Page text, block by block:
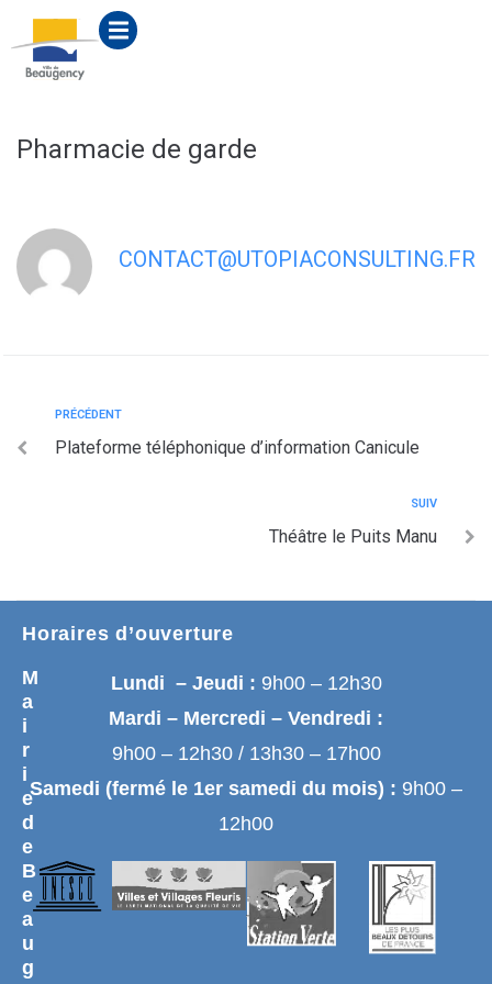
principal
Pharmacie de garde
CONTACT@UTOPIACONSULTING.FR
PRÉCÉDENT
Plateforme téléphonique d’information Canicule
SUIV
Théâtre le Puits Manu
M
a
i
r
i
e
d
e
B
e
a
u
g
Horaires d’ouverture
Lundi – Jeudi : 9h00 – 12h30
Mardi – Mercredi – Vendredi :
9h00 – 12h30 / 13h30 – 17h00
Samedi (fermé le 1er samedi du mois) : 9h00 –
12h00